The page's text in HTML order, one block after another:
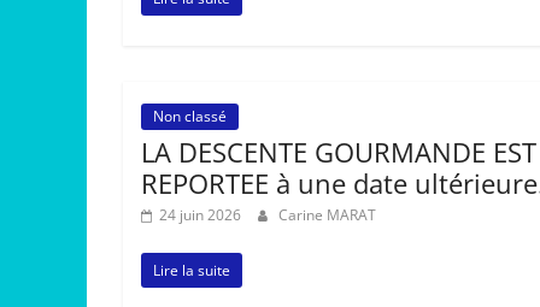
Non classé
LA DESCENTE GOURMANDE EST
REPORTEE à une date
24 juin 2026 Carine MARAT
Lire la suite